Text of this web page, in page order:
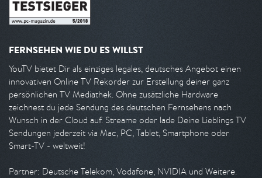
FERNSEHEN WIE DU ES WILLST
YouTV bietet Dir als einziges legales, deutsches Angebot einen
innovativen Online TV Rekorder zur Erstellung deiner ganz
persönlichen TV Mediathek. Ohne zusätzliche Hardware
zeichnest du jede Sendung des deutschen Fernsehens nach
Wunsch in der Cloud auf. Streame oder lade Deine Lieblings TV
Sendungen jederzeit via Mac, PC, Tablet, Smartphone oder
Smart-TV - weltweit!
Partner: Deutsche Telekom, Vodafone, NVIDIA und Weitere.